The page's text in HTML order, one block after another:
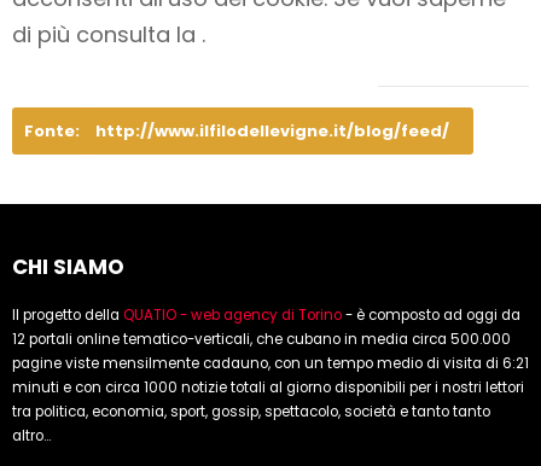
di più consulta la .
Fonte: http://www.ilfilodellevigne.it/blog/feed/
CHI SIAMO
Il progetto della QUATIO - web agency di Torino- è composto ad oggi da
12 portali online tematico-verticali, che cubano in media circa 500.000
pagine viste mensilmente cadauno, con un tempo medio di visita di 6:21
minuti e con circa 1000 notizie totali al giorno disponibili per i nostri lettori
tra politica, economia, sport, gossip, spettacolo, società e tanto tanto
altro...